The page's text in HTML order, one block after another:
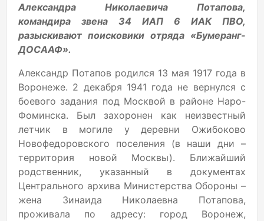
Александра Николаевича Потапова,
командира звена 34 ИАП 6 ИАК ПВО,
разыскивают поисковики отряда «Бумеранг-
ДОСААФ».
Александр Потапов родился 13 мая 1917 года в
Воронеже. 2 декабря 1941 года не вернулся с
боевого задания под Москвой в районе Наро-
Фоминска. Был захоронен как неизвестный
летчик в могиле у деревни Ожибоково
Новофедоровского поселения (в наши дни –
территория новой Москвы). Ближайший
родственник, указанный в документах
Центрального архива Министерства Обороны –
жена Зинаида Николаевна Потапова,
проживала по адресу: город Воронеж,